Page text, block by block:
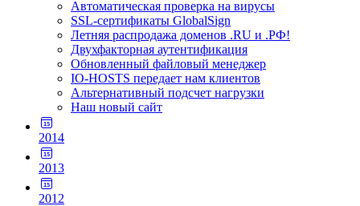
Автоматическая проверка на вирусы
SSL-сертификаты GlobalSign
Летняя распродажа доменов .RU и .РФ!
Двухфакторная аутентификация
Обновленный файловый менеджер
IO-HOSTS передает нам клиентов
Альтернативный подсчет нагрузки
Наш новый сайт
2014
2013
2012